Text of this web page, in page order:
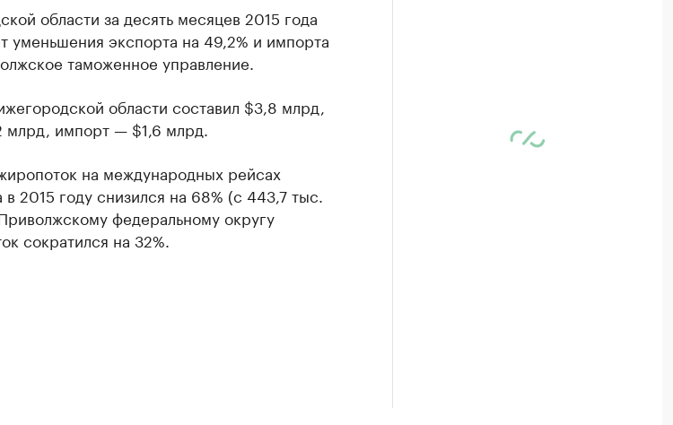
области за десять месяцев 2015 года
уменьшения экспорта на 49,2% и импорта
таможенное управление.
области составил $3,8 млрд,
импорт — $1,6 млрд.
на международных рейсах
2015 году снизился на 68% (с 443,7 тыс.
федеральному округу
сократился на 32%.